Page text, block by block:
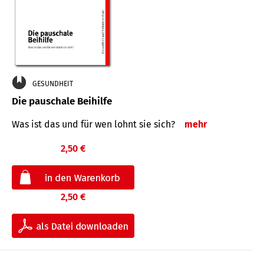
GESUNDHEIT
Die pauschale Beihilfe
Was ist das und für wen lohnt sie sich? mehr
2,50 €
2,50 €